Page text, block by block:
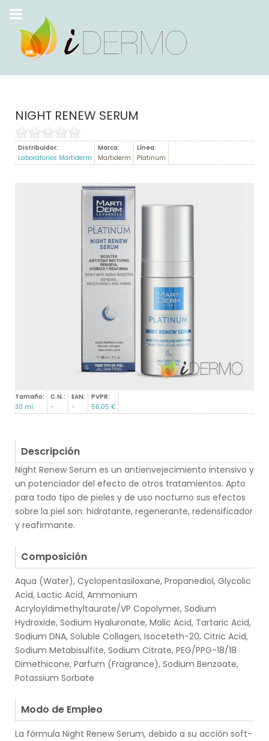
NIGHT RENEW SERUM
Distribuidor:
Laboratorios Martiderm
Marca:
Martiderm
Línea:
Platinum
Tamaño:
30 ml.
C.N.:
-
EAN:
-
PVPR:
56,05 €
Descripción
Night Renew Serum es un antienvejecimiento intensivo y
un potenciador del efecto de otros tratamientos. Apto
para todo tipo de pieles y de uso nocturno sus efectos
sobre la piel son: hidratante, regenerante, redensificador
y reafirmante.
Composición
Aqua (Water), Cyclopentasiloxane, Propanediol, Glycolic
Acid, Lactic Acid, Ammonium
Acryloyldimethyltaurate/VP Copolymer, Sodium
Hydroxide, Sodium Hyaluronate, Malic Acid, Tartaric Acid,
Sodium DNA, Soluble Collagen, Isoceteth-20, Citric Acid,
Sodium Metabisulfite, Sodium Citrate, PEG/PPG-18/18
Dimethicone, Parfum (Fragrance), Sodium Benzoate,
Potassium Sorbate
Modo de Empleo
La fórmula Night Renew Serum, debido a su acción soft-